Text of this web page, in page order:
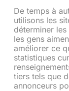
De temps à
utilisons les
déterminer
les gens
améliorer ce
statistiques
tiers tels que
annonceurs